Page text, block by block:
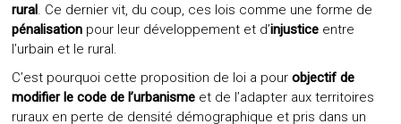
rural. Ce dernier vit, du coup, ces lois comme une forme de
pénalisation pour leur développement et d’injustice entre
l’urbain et le rural.
C’est pourquoi cette proposition de loi a pourobjectif de
modifier le code de l’urbanisme et de l’adapter aux territoires
ruraux en perte de densité démographique et pris dans un